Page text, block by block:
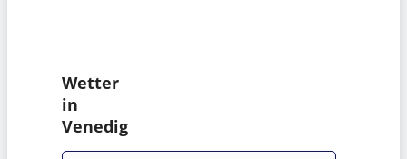
Wetter
in
Venedig